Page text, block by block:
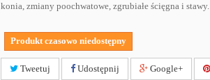
konia, zmiany poochwatowe, zgrubiałe ścięgna i stawy.
Produkt czasowo niedostępny
Tweetuj Udostępnij Google+